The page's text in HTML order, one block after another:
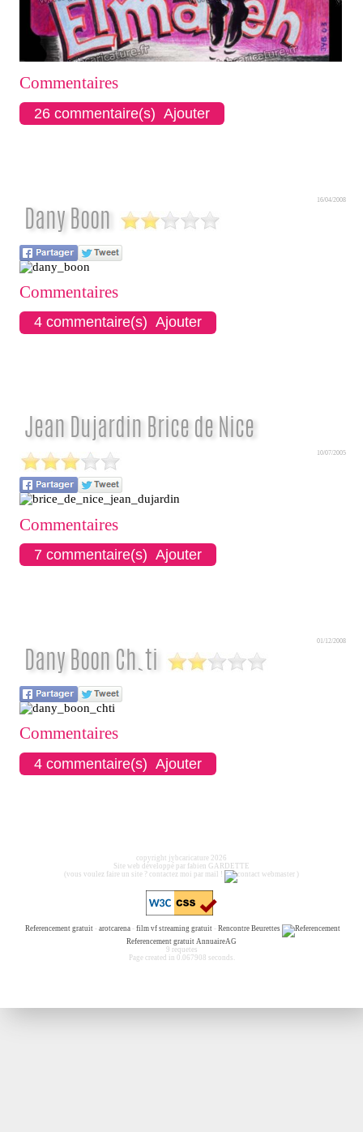
Commentaires
26 commentaire(s) Ajouter
Dany Boon
16/04/2008
Commentaires
4 commentaire(s) Ajouter
Jean Dujardin Brice de Nice
10/07/2005
Commentaires
7 commentaire(s) Ajouter
Dany Boon Ch`ti
01/12/2008
Commentaires
4 commentaire(s) Ajouter
copyright jybcaricature 2026
Site web développé par fabien GARDETTE
(vous voulez faire un site ? contactez moi par mail !
)
Referencement gratuit- arotcarena- film vf streaming gratuit- Rencontre Beurettes
Referencement gratuit AnnuaireAG
9 requetes
Page created in 0.067908 seconds.